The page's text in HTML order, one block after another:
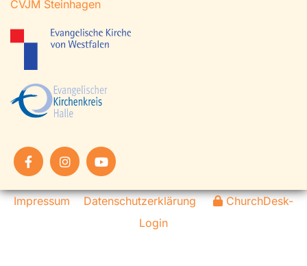
CVJM Steinhagen
Impressum Datenschutzerklärung
ChurchDesk-
Login